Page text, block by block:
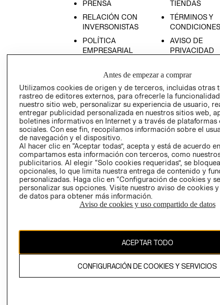
PRENSA
RELACIÓN CON
INVERSONISTAS
POLÍTICA
EMPRESARIAL
TIENDAS
TÉRMINOS Y
CONDICIONES
AVISO DE
PRIVACIDAD
AVISO DE
COOKIES
LIBRO DE
Ecuador ($)
CAMBIAR REGIÓN
El contenido de esta página web está protegido por copyright y es
Antes de empezar a comprar
Utilizamos cookies de origen y de terceros, incluidas otras
rastreo de editores externos, para ofrecerle la
nuestro sitio web, personalizar su experiencia de usuario,
entregar publicidad personalizada en nuestros sitios web,
boletines informativos en Internet y a través de plataformas
sociales. Con ese fin, recopilamos información sobre el
de navegación y el dispositivo.
Al hacer clic en “Aceptar todas”, acepta y está de acuerdo
compartamos esta información con terceros, como
publicitarios. Al elegir “Solo cookies requeridas”, se
opcionales, lo que limita nuestra entrega de contenido y
personalizadas. Haga clic en “Configuración de cookies y
personalizar sus opciones. Visite nuestro aviso de cookies
de datos para obtener más información.
Aviso de cookies y uso compartido de datos
ACEPTAR TODO
CONFIGURACIÓN DE COOKIES Y SERVICIOS